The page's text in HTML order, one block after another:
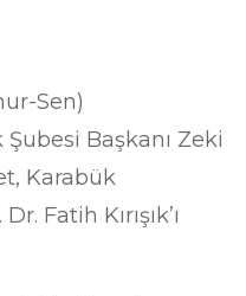
Sen)
Başkanı Zeki
Karabük
Fatih Kırışık’ı